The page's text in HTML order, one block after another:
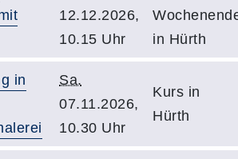
12.12.2026,
10.15 Uhr
in Hürth
in
Sa.
07.11.2026,
10.30 Uhr
Kurs in
Hürth